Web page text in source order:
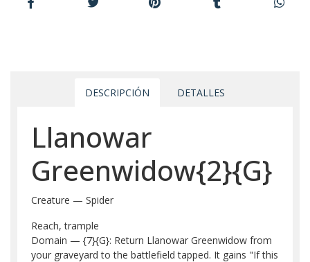
DESCRIPCIÓN DETALLES
Llanowar
Greenwidow{2}{G}
Creature — Spider
Reach, trample
Domain — {7}{G}: Return Llanowar Greenwidow from
your graveyard to the battlefield tapped. It gains "If this